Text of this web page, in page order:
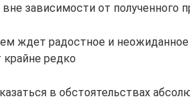
зависимости от полученного
ждет радостное и
редко
в обстоятельствах